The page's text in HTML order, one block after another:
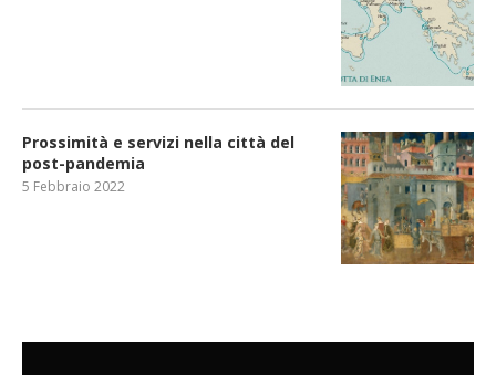
Prossimità e servizi nella città del
post-pandemia
5 Febbraio 2022